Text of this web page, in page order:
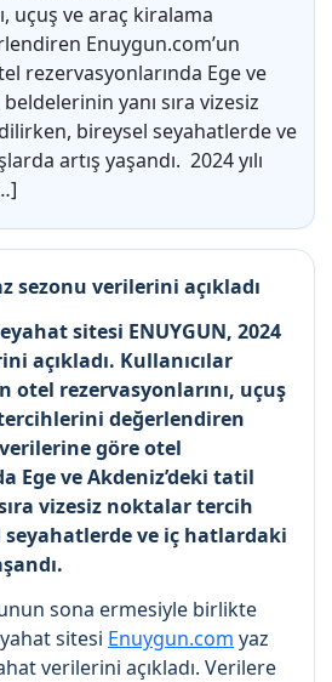
uçuş ve araç kiralama
Enuygun.com’un
rezervasyonlarında Ege ve
yanı sıra vizesiz
bireysel seyahatlerde ve
artış yaşandı. 2024 yılı
sezonu verilerini açıkladı
sitesi ENUYGUN, 2024
açıkladı. Kullanıcılar
otel rezervasyonlarını, uçuş
değerlendiren
göre otel
Ege ve Akdeniz’deki tatil
vizesiz noktalar tercih
ve iç hatlardaki
sona ermesiyle birlikte
sitesi Enuygun.com yaz
verilerini açıkladı. Verilere